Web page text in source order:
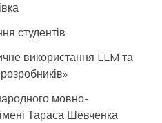
студентів
використання LLM та
мовно-
Тараса Шевченка